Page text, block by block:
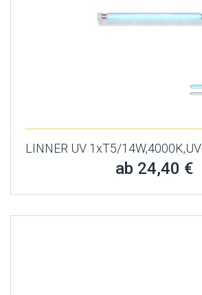
LINNER UV 1xT5/
ab 24,40 €